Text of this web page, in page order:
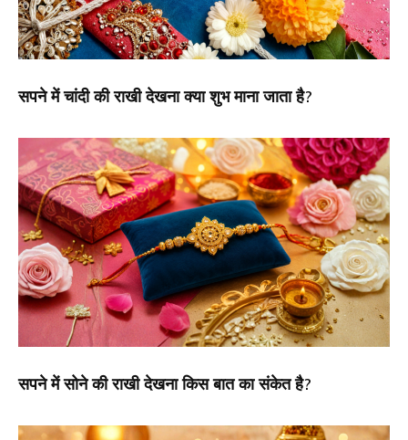
सपने में चांदी की राखी देखना क्या शुभ माना जाता है?
सपने में सोने की राखी देखना किस बात का संकेत है?